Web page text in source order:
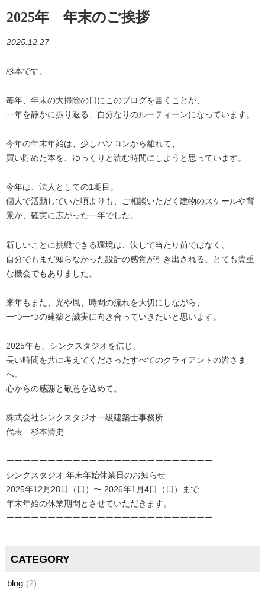
2025年 年末のご挨拶
2025.12.27
杉本です。
毎年、年末の大掃除の日にこのブログを書くことが、
一年を静かに振り返る、自分なりのルーティーンになっています。
今年の年末年始は、少しパソコンから離れて、
買い貯めた本を、ゆっくりと読む時間にしようと思っています。
今年は、法人としての1期目。
個人で活動していた頃よりも、ご相談いただく建物のスケールや背
景が、確実に広がった一年でした。
新しいことに挑戦できる環境は、決して当たり前ではなく、
自分でもまだ知らなかった設計の感覚が引き出される、とても貴重
な機会でもありました。
来年もまた、光や風、時間の流れを大切にしながら、
一つ一つの建築と誠実に向き合っていきたいと思います。
2025年も、シンクスタジオを信じ、
長い時間を共に考えてくださったすべてのクライアントの皆さま
へ。
心からの感謝と敬意を込めて。
株式会社シンクスタジオ一級建築士事務所
代表 杉本清史
ーーーーーーーーーーーーーーーーーーーーーーーーー
シンクスタジオ 年末年始休業日のお知らせ
2025年12月28日（日）〜 2026年1月4日（日）まで
年末年始の休業期間とさせていただきます。
ーーーーーーーーーーーーーーーーーーーーーーーーー
CATEGORY
blog
2